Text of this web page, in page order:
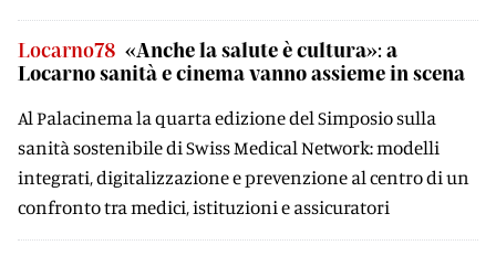
Locarno78 «Anche la salute è cultura»: a
Locarno sanità e cinema vanno assieme in scena
Al Palacinema la quarta edizione del Simposio sulla
sanità sostenibile di Swiss Medical Network: modelli
integrati, digitalizzazione e prevenzione al centro di un
confronto tra medici, istituzioni e assicuratori